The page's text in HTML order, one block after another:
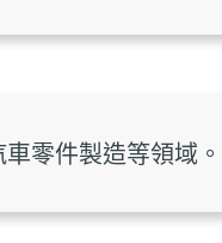
零件製造等領域。